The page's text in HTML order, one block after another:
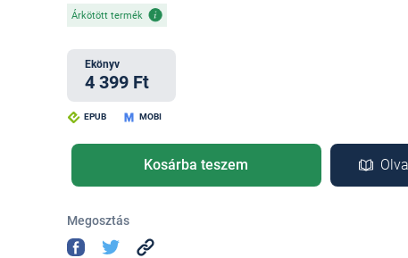
Árkötött termék
Ekönyv
4 399 Ft
EPUB MOBI
Kosárba teszem
Megosztás